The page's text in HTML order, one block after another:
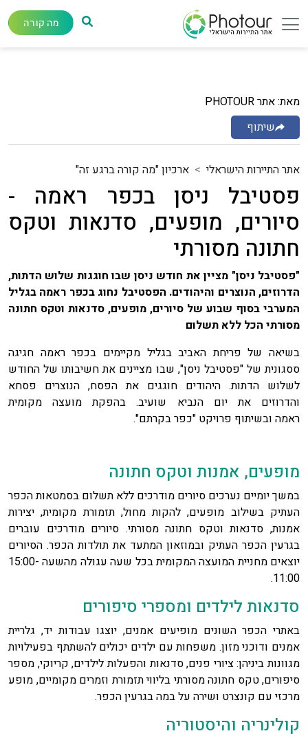
מה קורה
מאת: אתר PHOTOUR
שיתוף
אתר התיירות הישראלי ארכיון "מה קורה ברגע זה"
פסטיבל ניסן בכפר ראמה -
סיורים, מופעים, סדנאות וטקס
חתונה מסורתי
"פסטיבל ניסן" מציין את חודש ניסן שבו חוגגות שלוש הדתות,
הדרוזים, הנוצרים והיהודים. הפסטיבל נחוג בכפר ראמה בגליל
המערבי בסוף שבוע של סיורים, מופעים, סדנאות וטקס חתונה
מסורתי הכל ללא תשלום
בשיאה של פריחת האביב בגליל מקיימים בכפר ראמה חגיגה
ססגונית של "פסטיבל ניסן", שבו מציינים את חשיבותו של החודש
לשלוש הדתות. היהודים חוגגים את הפסח, הנוצרים פסחא
והדרוזים את יום הנביא שועיב. בהפקת מועצה מקומית
ראמה ובשיתוף פרויקט "כפר בקרתם".
מופעים, אמנות וטקס חתונה
במשך יומיים נערכים סיורים מודרכים ללא תשלום בסמטאות הכפר
העתיק בשילוב מופעים, להקות מחול, תזמורת מקומית, יצירות
אמנות, סדנאות וטקס חתונה מסורתי. סיורים מודרכים עוברים
בגרעין הכפר העתיק ובמוזאון המתעד את תולדות הכפר. הסיורים
יוצאים מחניית המועצה המקומית בכל שעה עגולה מהשעה 15:00-
11:00.
סדנאות לילדים ומספרי סיפורים
באתרי הכפר השונים מופיעים אמנים, יוצגו עבודות יד, גלריית
אמנים ודוכני מזון. משפחות עם ילדים יכולים להשתתף בפעילויות
מגוונות ביניהן: ציורי פנים, סדנאות והפעלות לילדים, קריוקי, מספר
סיפורים, טקס חתונה מסורתי בליווי תזמורת וזמרים מקומיים, מופע
מרכזי עם קונצרט ושירה על במה בגרעין הכפר.
קולינריה והיסטוריה